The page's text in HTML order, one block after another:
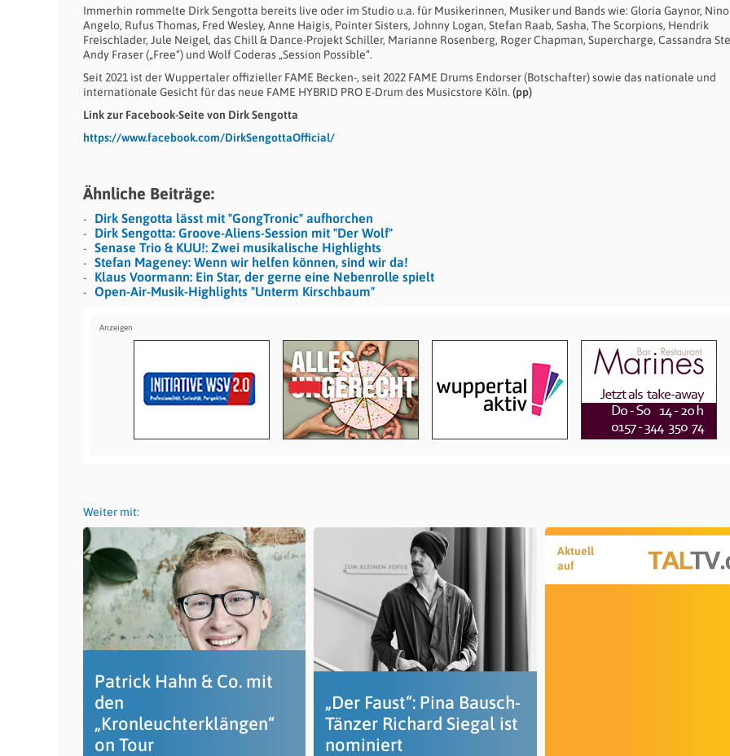
Immerhin rommelte Dirk Sengotta bereits live oder im Studio u.a. für Musikerinnen, Musiker und Bands wie: Gloria Gaynor,
Angelo, Rufus Thomas, Fred Wesley, Anne Haigis, Pointer Sisters, Johnny Logan, Stefan Raab, Sasha, The Scorpions, Hendrik
Freischlader, Jule Neigel, das Chill & Dance-Projekt Schiller, Marianne Rosenberg, Roger Chapman, Supercharge, Cassandra
Andy Fraser („Free“) und Wolf Coderas „Session Possible“.
Seit 2021 ist der Wuppertaler offizieller FAME Becken-, seit 2022 FAME Drums Endorser (Botschafter) sowie das nationale und
internationale Gesicht für das neue FAME HYBRID PRO E-Drum des Musicstore Köln. (pp)
Link zur Facebook-Seite von Dirk Sengotta
https://www.facebook.com/DirkSengottaOfficial/
Ähnliche Beiträge:
Dirk Sengotta lässt mit "GongTronic" aufhorchen
Dirk Sengotta: Groove-Aliens-Session mit "Der Wolf"
Senase Trio & KUU!: Zwei musikalische Highlights
Stefan Mageney: Wenn wir helfen können, sind wir da!
Klaus Voormann: Ein Star, der gerne eine Nebenrolle spielt
Open-Air-Musik-Highlights "Unterm Kirschbaum"
Weiter mit:
Patrick Hahn & Co. mit
den
„Kronleuchterklängen“
on Tour
„Der Faust“: Pina Bausch-
Tänzer Richard Siegal ist
nominiert
Aktuell
auf